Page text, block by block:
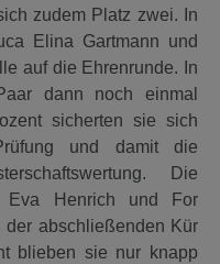
zudem Platz zwei. In
Elina Gartmann und
auf die Ehrenrunde. In
dann noch einmal
sicherten sie sich
und damit die
Die
Eva Henrich und For
der abschließenden Kür
blieben sie nur knapp